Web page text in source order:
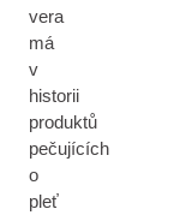
vera
má
v
historii
produktů
pečujících
o
pleť